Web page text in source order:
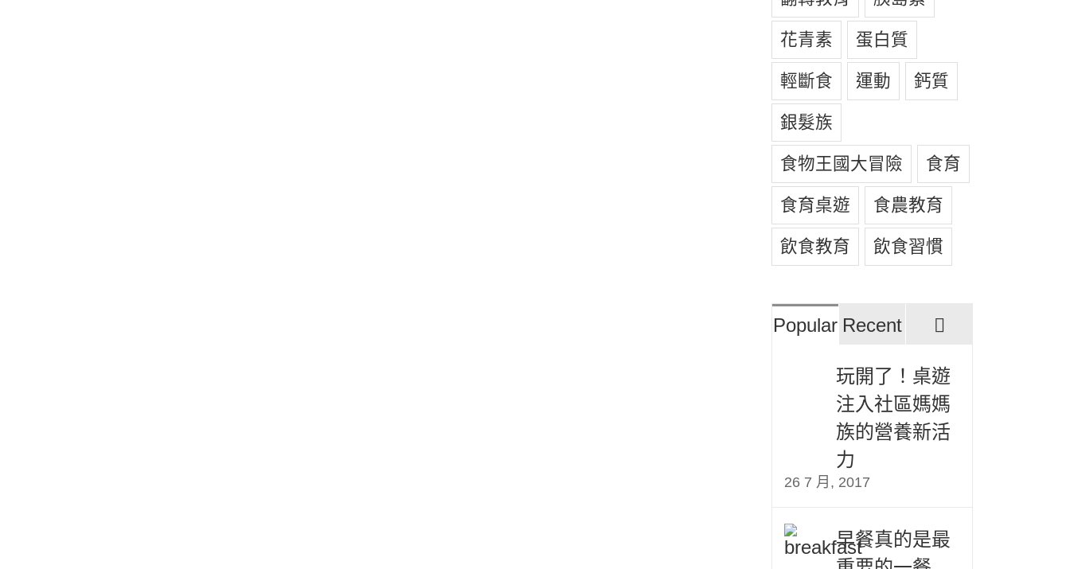
花青素 蛋白質
輕斷食 運動 鈣質
銀髮族
食物王國大冒險 食育
食育桌遊 食農教育
飲食教育 飲食習慣
Popular Recent
評
玩開了！桌遊
注入社區媽媽
族的營養新活
力
26 7 月, 2017
早餐真的是最